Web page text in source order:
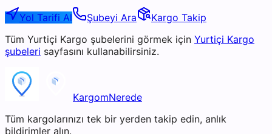
Yol Tarifi Al Şubeyi Ara
Kargo Takip
Tüm Yurtiçi Kargo şubelerini görmek için Yurtiçi Kargo
şubeleri sayfasını kullanabilirsiniz.
KargomNerede
Tüm kargolarınızı tek bir yerden takip edin, anlık
bildirimler alın.